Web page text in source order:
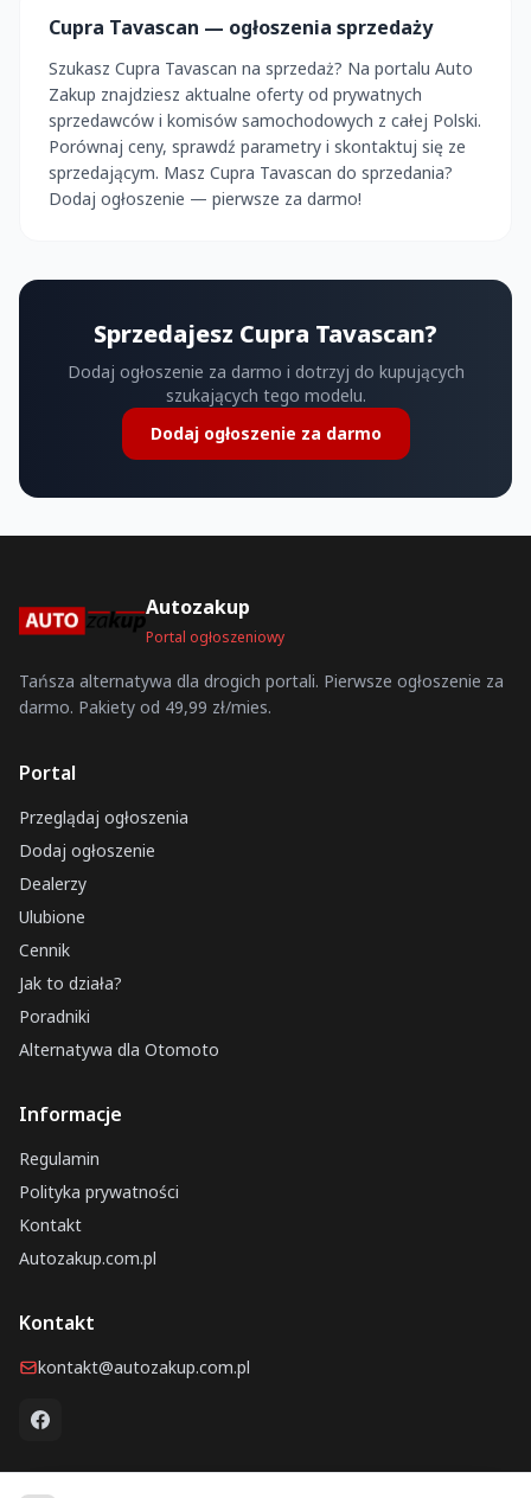
Cupra Tavascan — ogłoszenia sprzedaży
Szukasz Cupra Tavascan na sprzedaż? Na portalu Auto
Zakup znajdziesz aktualne oferty od prywatnych
sprzedawców i komisów samochodowych z całej Polski.
Porównaj ceny, sprawdź parametry i skontaktuj się ze
sprzedającym. Masz Cupra Tavascan do sprzedania?
Dodaj ogłoszenie — pierwsze za darmo!
Sprzedajesz Cupra Tavascan?
Dodaj ogłoszenie za darmo i dotrzyj do kupujących
szukających tego modelu.
Dodaj ogłoszenie za darmo
Autozakup
Portal ogłoszeniowy
Tańsza alternatywa dla drogich portali. Pierwsze ogłoszenie za
darmo. Pakiety od 49,99 zł/mies.
Portal
Przeglądaj ogłoszenia
Dodaj ogłoszenie
Dealerzy
Ulubione
Cennik
Jak to działa?
Poradniki
Alternatywa dla Otomoto
Informacje
Regulamin
Polityka prywatności
Kontakt
Autozakup.com.pl
Kontakt
kontakt@autozakup.com.pl